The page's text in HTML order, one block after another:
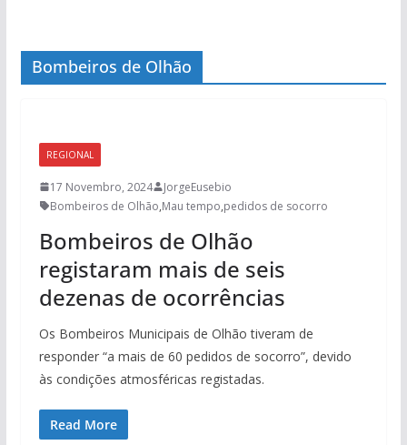
Bombeiros de Olhão
REGIONAL
17 Novembro, 2024
JorgeEusebio
Bombeiros de Olhão,Mau tempo,pedidos de socorro
Bombeiros de Olhão
registaram mais de seis
dezenas de ocorrências
Os Bombeiros Municipais de Olhão tiveram de
responder “a mais de 60 pedidos de socorro”, devido
às condições atmosféricas registadas.
Read More